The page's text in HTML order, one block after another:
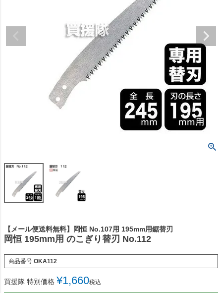
【メール便送料無料】岡恒 No.107用 195mm用鋸替刃
岡恒 195mm用 のこぎり替刃 No.112
商品番号 OKA112
買援隊 特別価格 ¥1,660税込